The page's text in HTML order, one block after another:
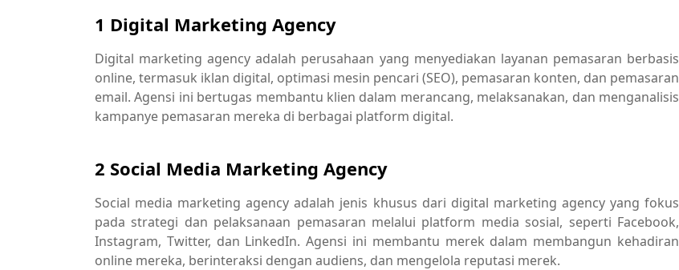
1 Digital Marketing Agency
Digital marketing agency adalah perusahaan yang menyediakan layanan pemasaran berbasis
online, termasuk iklan digital, optimasi mesin pencari (SEO), pemasaran konten, dan pemasaran
email. Agensi ini bertugas membantu klien dalam merancang, melaksanakan, dan menganalisis
kampanye pemasaran mereka di berbagai platform digital.
2 Social Media Marketing Agency
Social media marketing agency adalah jenis khusus dari digital marketing agency yang fokus
pada strategi dan pelaksanaan pemasaran melalui platform media sosial, seperti Facebook,
Instagram, Twitter, dan LinkedIn. Agensi ini membantu merek dalam membangun kehadiran
online mereka, berinteraksi dengan audiens, dan mengelola reputasi merek.